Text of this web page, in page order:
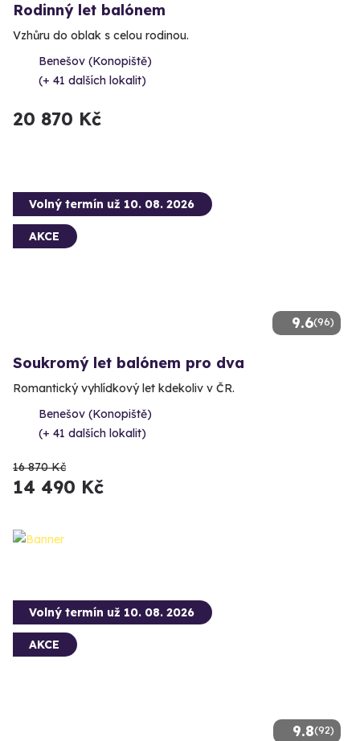
Rodinný let balónem
Vzhůru do oblak s celou rodinou.
Benešov (Konopiště)
(+ 41 dalších lokalit)
20 870 Kč
9.6(96)
Volný termín už 10. 08. 2026
AKCE
Soukromý let balónem pro dva
Romantický vyhlídkový let kdekoliv v ČR.
Benešov (Konopiště)
(+ 41 dalších lokalit)
16 870 Kč
14 490 Kč
9.8(92)
Volný termín už 10. 08. 2026
AKCE